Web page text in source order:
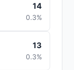
14
0.3%
13
0.3%